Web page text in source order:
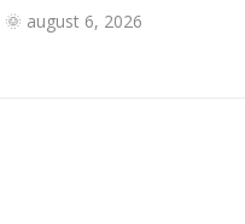
🌞 august 6, 2026